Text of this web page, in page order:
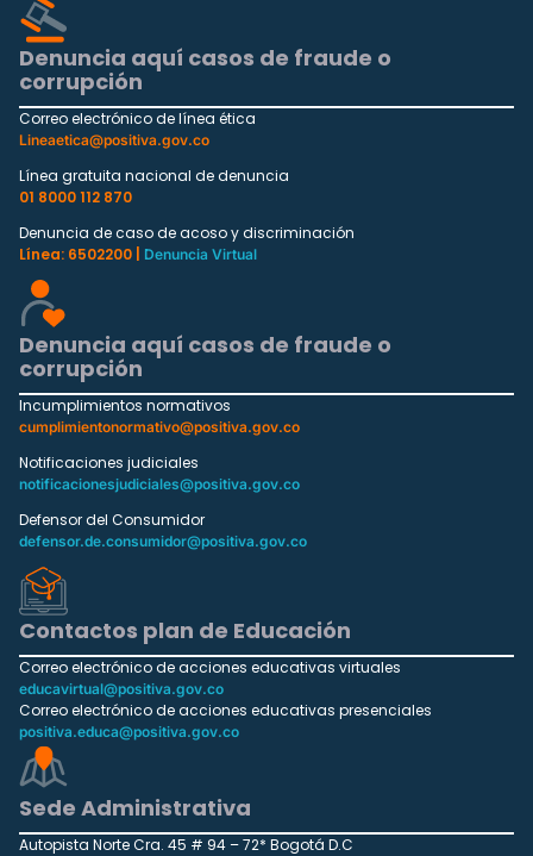
Denuncia aquí casos de fraude o
corrupción
Correo electrónico de línea ética
Lineaetica@positiva.gov.co
Línea gratuita nacional de denuncia
01 8000 112 870
Denuncia de caso de acoso y discriminación
Línea: 6502200 |
Denuncia Virtual
Denuncia aquí casos de fraude o
corrupción
Incumplimientos normativos
cumplimientonormativo@positiva.gov.co
Notificaciones judiciales
notificacionesjudiciales@positiva.gov.co
Defensor del Consumidor
defensor.de.consumidor@positiva.gov.co
Contactos plan de Educación
Correo electrónico de acciones educativas virtuales
educavirtual@positiva.gov.co
Correo electrónico de acciones educativas presenciales
positiva.educa@positiva.gov.co
Sede Administrativa
Autopista Norte Cra. 45 # 94 – 72* Bogotá D.C